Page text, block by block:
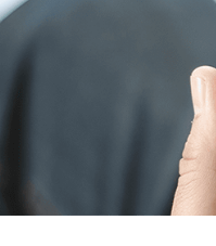
libertad.
tu productividad.